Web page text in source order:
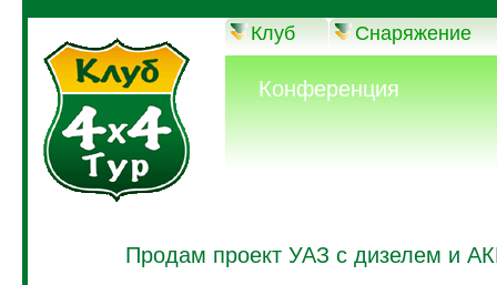
Клуб Снаряжение
Конференция
Продам проект УАЗ с дизелем и